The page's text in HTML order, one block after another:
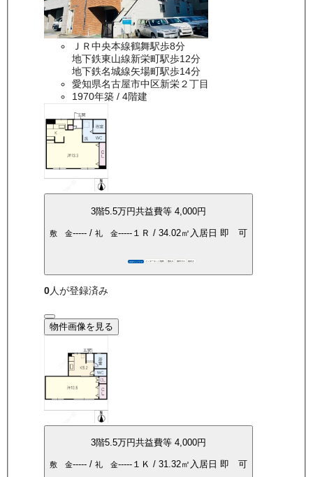
ＪＲ中央本線鶴舞駅歩8分
地下鉄東山線新栄町駅歩12分
地下鉄名城線矢場町駅歩14分
愛知県名古屋市中区新栄２丁目
1970年築/ 4階建
3階5.5万円共益費等 4,000円
敷 金-----/ 礼 金-----１Ｒ / 34.02㎡ 入居日 即 可
360°パノラマ インターネット無料 敷礼0 都市ガス 南向き
0人が登録済み
物件画像を見る
3階5.5万円共益費等 4,000円
敷 金-----/ 礼 金-----１Ｋ / 31.32㎡ 入居日 即 可